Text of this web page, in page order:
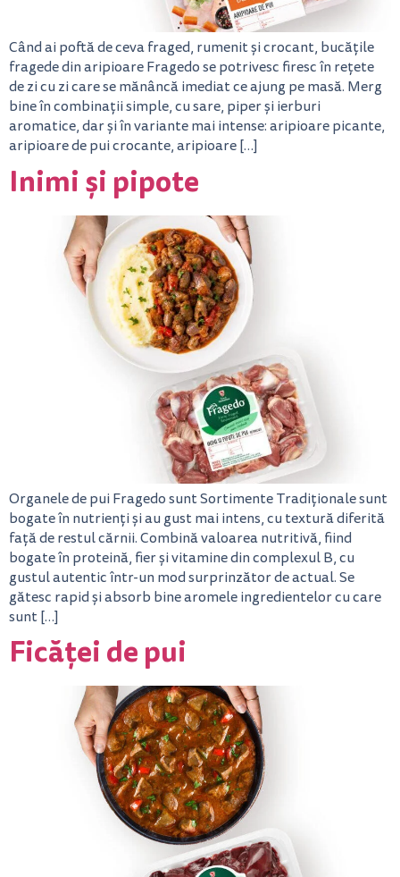
Când ai poftă de ceva fraged, rumenit și crocant, bucățile
fragede din aripioare Fragedo se potrivesc firesc în rețete
de zi cu zi care se mănâncă imediat ce ajung pe masă. Merg
bine în combinații simple, cu sare, piper și ierburi
aromatice, dar și în variante mai intense: aripioare picante,
aripioare de pui crocante, aripioare […]
Inimi și pipote
Organele de pui Fragedo sunt Sortimente Tradiționale sunt
bogate în nutrienți și au gust mai intens, cu textură diferită
față de restul cărnii. Combină valoarea nutritivă, fiind
bogate în proteină, fier și vitamine din complexul B, cu
gustul autentic într-un mod surprinzător de actual. Se
gătesc rapid și absorb bine aromele ingredientelor cu care
sunt […]
Ficăței de pui